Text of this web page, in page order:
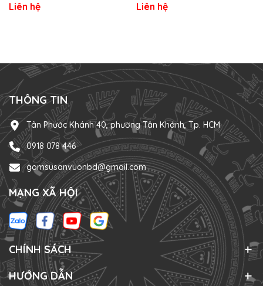
Liên hệ Liên hệ
THÔNG TIN
Tân Phước Khánh 40, phường Tân Khánh, Tp. HCM
0918 078 446
gomsusanvuonbd@gmail.com
MẠNG XÃ HỘI
CHÍNH SÁCH
HƯỚNG DẪN